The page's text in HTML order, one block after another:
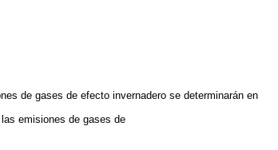
de gases de efecto invernadero se determinarán en
emisiones de gases de